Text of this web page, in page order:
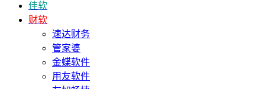
佳软
财软
速达财务
管家婆
金蝶软件
用友软件